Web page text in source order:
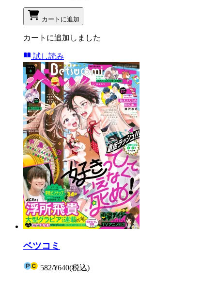
カートに追加
カートに追加しました
試し読み
ベツコミ
582/¥640(税込)